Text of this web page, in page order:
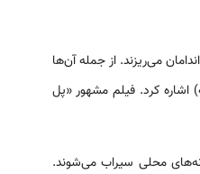
می‌ریزند. از جمله آن‌ها
اشاره کرد. فیلم مشهور «پل
محلی سیراب می‌شوند.